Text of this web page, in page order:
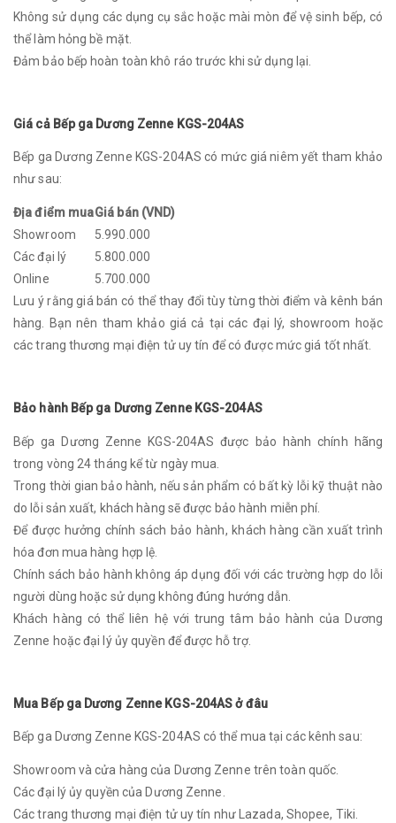
Không sử dụng các dụng cụ sắc hoặc mài mòn để vệ sinh bếp, có
thể làm hỏng bề mặt.
Đảm bảo bếp hoàn toàn khô ráo trước khi sử dụng lại.
Giá cả Bếp ga Dương Zenne KGS-204AS
Bếp ga Dương Zenne KGS-204AS có mức giá niêm yết tham khảo
như sau:
Địa điểm muaGiá bán (VND)
Showroom
5.990.000
Các đại lý
5.800.000
Online
5.700.000
Lưu ý rằng giá bán có thể thay đổi tùy từng thời điểm và kênh bán
hàng. Bạn nên tham khảo giá cả tại các đại lý, showroom hoặc
các trang thương mại điện tử uy tín để có được mức giá tốt nhất.
Bảo hành Bếp ga Dương Zenne KGS-204AS
Bếp ga Dương Zenne KGS-204AS được bảo hành chính hãng
trong vòng 24 tháng kể từ ngày mua.
Trong thời gian bảo hành, nếu sản phẩm có bất kỳ lỗi kỹ thuật nào
do lỗi sản xuất, khách hàng sẽ được bảo hành miễn phí.
Để được hưởng chính sách bảo hành, khách hàng cần xuất trình
hóa đơn mua hàng hợp lệ.
Chính sách bảo hành không áp dụng đối với các trường hợp do lỗi
người dùng hoặc sử dụng không đúng hướng dẫn.
Khách hàng có thể liên hệ với trung tâm bảo hành của Dương
Zenne hoặc đại lý ủy quyền để được hỗ trợ.
Mua Bếp ga Dương Zenne KGS-204AS ở đâu
Bếp ga Dương Zenne KGS-204AS có thể mua tại các kênh sau:
Showroom và cửa hàng của Dương Zenne trên toàn quốc.
Các đại lý ủy quyền của Dương Zenne.
Các trang thương mại điện tử uy tín như Lazada, Shopee, Tiki.